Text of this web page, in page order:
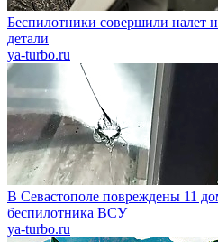
Беспилотники совершили налет
детали
ya-turbo.ru
В Севастополе повреждены 11
беспилотника ВСУ
ya-turbo.ru